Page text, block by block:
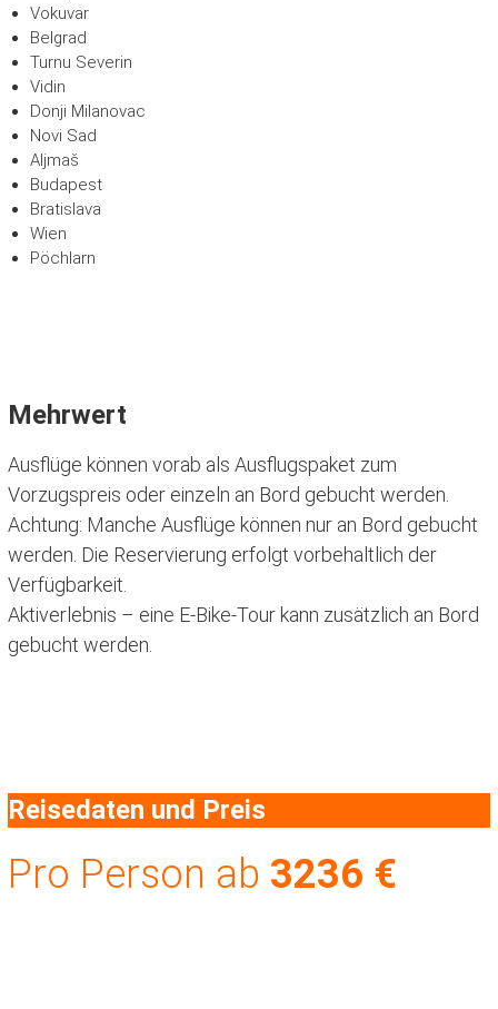
Vokuvar
Belgrad
Turnu Severin
Vidin
Donji Milanovac
Novi Sad
Aljmaš
Budapest
Bratislava
Wien
Pöchlarn
Mehrwert
Ausflüge können vorab als Ausflugspaket zum
Vorzugspreis oder einzeln an Bord gebucht werden.
Achtung: Manche Ausflüge können nur an Bord gebucht
werden. Die Reservierung erfolgt vorbehaltlich der
Verfügbarkeit.
Aktiverlebnis – eine E-Bike-Tour kann zusätzlich an Bord
gebucht werden.
Reisedaten und Preis
Pro Person ab 3236 €